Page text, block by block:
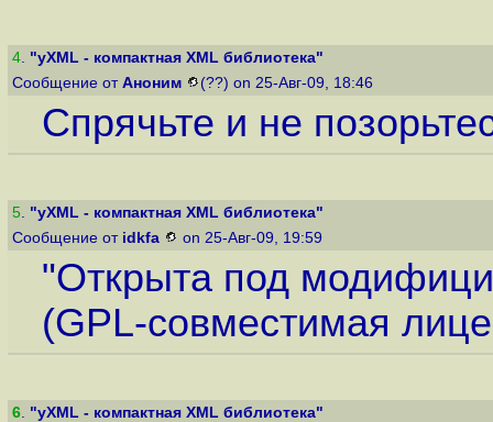
4. "yXML - компактная XML библиотека"
Сообщение от Аноним (??) on 25-Авг-09, 18:46
Спрячьте и не
5. "yXML - компактная XML библиотека"
Сообщение от idkfa on 25-Авг-09, 19:59
"Открыта под
(GPL-совместимая
6. "yXML - компактная XML библиотека"